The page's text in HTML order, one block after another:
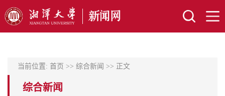
当前位置: 首页 >> 综合新闻 >> 正文
综合新闻